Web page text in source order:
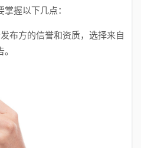
握以下几点：
布方的信誉和资质，选择来自